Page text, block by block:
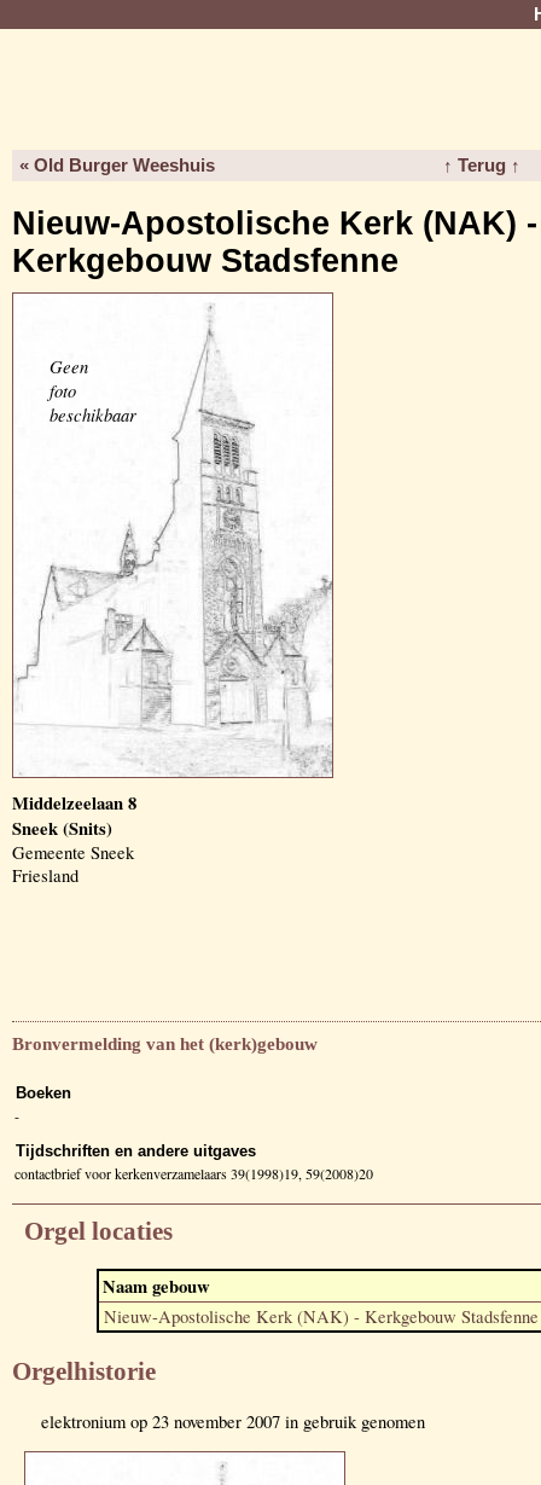
« Old Burger Weeshuis ↑ Terug ↑
Nieuw-Apostolische Kerk (NAK) -
Kerkgebouw Stadsfenne
Geen
foto
beschikbaar
Middelzeelaan 8
Sneek (Snits)
Gemeente Sneek
Friesland
Bronvermelding van het (kerk)gebouw
Boeken
-
Tijdschriften en andere uitgaves
contactbrief voor kerkenverzamelaars 39(1998)19, 59(2008)20
Orgel locaties
Naam gebouw
Nieuw-Apostolische Kerk (NAK) - Kerkgebouw Stadsfenne
Orgelhistorie
elektronium op 23 november 2007 in gebruik genomen